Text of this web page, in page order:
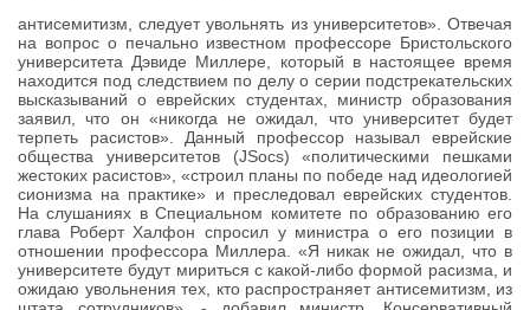
антисемитизм, следует увольнять из университетов». Отвечая
на вопрос о печально известном профессоре Бристольского
университета Дэвиде Миллере, который в настоящее время
находится под следствием по делу о серии подстрекательских
высказываний о еврейских студентах, министр образования
заявил, что он «никогда не ожидал, что университет будет
терпеть расистов». Данный профессор называл еврейские
общества университетов (JSocs) «политическими пешками
жестоких расистов», «строил планы по победе над идеологией
сионизма на практике» и преследовал еврейских студентов.
На слушаниях в Специальном комитете по образованию его
глава Роберт Халфон спросил у министра о его позиции в
отношении профессора Миллера. «Я никак не ожидал, что в
университете будут мириться с какой-либо формой расизма, и
ожидаю увольнения тех, кто распространяет антисемитизм, из